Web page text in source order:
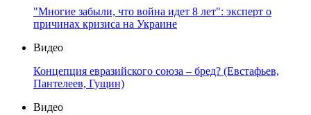
"Многие забыли, что война идет 8 лет": эксперт о
причинах кризиса на Украине
Видео
Концепция евразийского союза – бред? (Евстафьев,
Пантелеев, Гущин)
Видео